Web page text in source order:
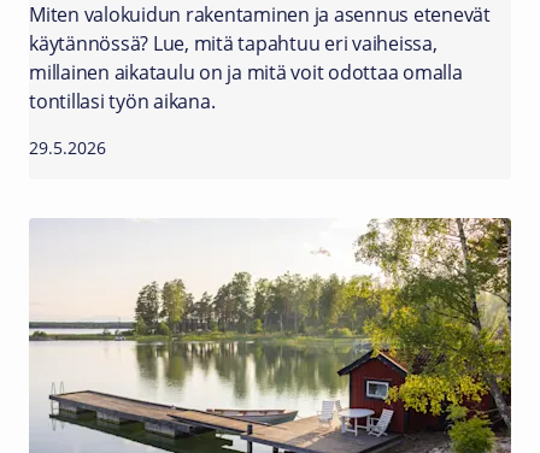
Miten valokuidun rakentaminen ja asennus etenevät
käytännössä? Lue, mitä tapahtuu eri vaiheissa,
millainen aikataulu on ja mitä voit odottaa omalla
tontillasi työn aikana.
29.5.2026